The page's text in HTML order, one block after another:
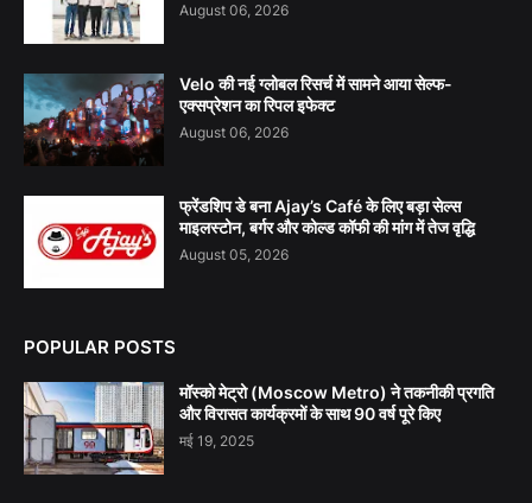
August 06, 2026
Velo की नई ग्लोबल रिसर्च में सामने आया सेल्फ-
एक्सप्रेशन का रिपल इफेक्ट
August 06, 2026
फ्रेंडशिप डे बना Ajay’s Café के लिए बड़ा सेल्स
माइलस्टोन, बर्गर और कोल्ड कॉफी की मांग में तेज वृद्धि
August 05, 2026
POPULAR POSTS
मॉस्को मेट्रो (Moscow Metro) ने तकनीकी प्रगति
और विरासत कार्यक्रमों के साथ 90 वर्ष पूरे किए
मई 19, 2025